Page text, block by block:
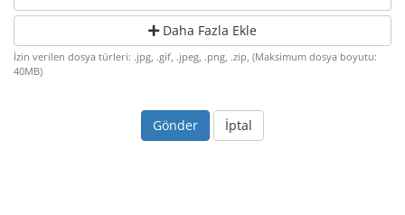
Daha Fazla Ekle
İzin verilen dosya türleri: .jpg, .gif, .jpeg, .png, .zip, (Maksimum dosya boyutu:
40MB)
İptal